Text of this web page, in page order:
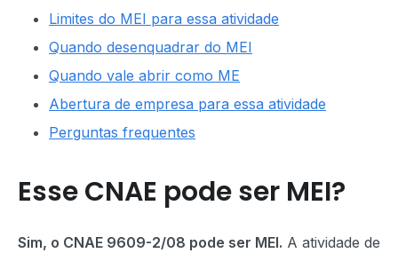
Limites do MEI para essa atividade
Quando desenquadrar do MEI
Quando vale abrir como ME
Abertura de empresa para essa atividade
Perguntas frequentes
Esse CNAE pode ser MEI?
Sim, o CNAE 9609-2/08 pode ser MEI. A atividade de